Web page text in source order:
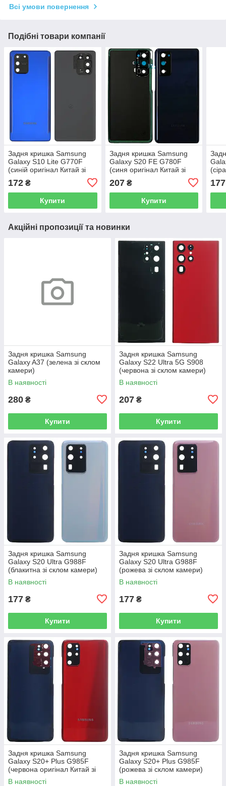
Всі умови повернення
Подібні товари компанії
Задня кришка Samsung
Galaxy S10 Lite G770F
(синій оригінал Китай зі
172 ₴
Купити
Задня кришка Samsung
Galaxy S20 FE G780F
(синя оригінал Китай зі
207₴
Купити
177
Акційні пропозиції та новинки
Задня кришка Samsung
Galaxy A37 (зелена зі склом
камери)
В наявності
280 ₴
Купити
Задня кришка Samsung
Galaxy S22 Ultra 5G S908
(червона зі склом камери)
В наявності
207 ₴
Купити
Задня кришка Samsung
Galaxy S20 Ultra G988F
(блакитна зі склом камери)
В наявності
177 ₴
Купити
Задня кришка Samsung
Galaxy S20 Ultra G988F
(рожева зі склом камери)
В наявності
177 ₴
Купити
Задня кришка Samsung
Galaxy S20+ Plus G985F
(червона оригінал Китай зі
склом камери)
В наявності
Задня кришка Samsung
Galaxy S20+ Plus G985F
(рожева зі склом камери)
В наявності